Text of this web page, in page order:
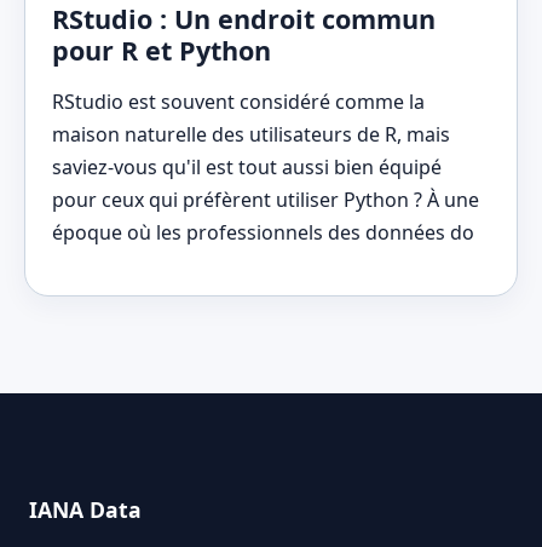
RStudio : Un endroit commun
pour R et Python
RStudio est souvent considéré comme la
maison naturelle des utilisateurs de R, mais
saviez-vous qu'il est tout aussi bien équipé
pour ceux qui préfèrent utiliser Python ? À une
époque où les professionnels des données do
IANA Data